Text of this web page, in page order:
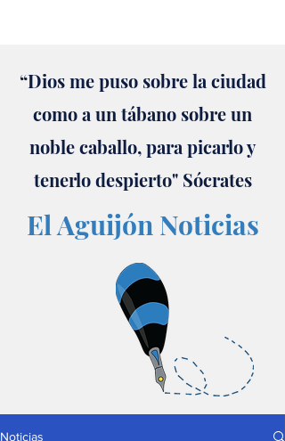
“Dios me puso sobre la ciudad
como a un tábano sobre un
noble caballo, para picarlo y
tenerlo despierto" Sócrates
El Aguijón Noticias
Noticias